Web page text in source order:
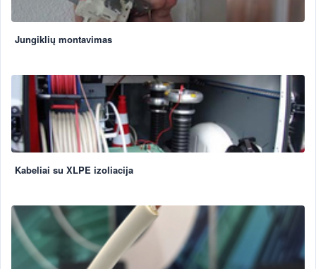
Jungiklių montavimas
Kabeliai su XLPE izoliacija